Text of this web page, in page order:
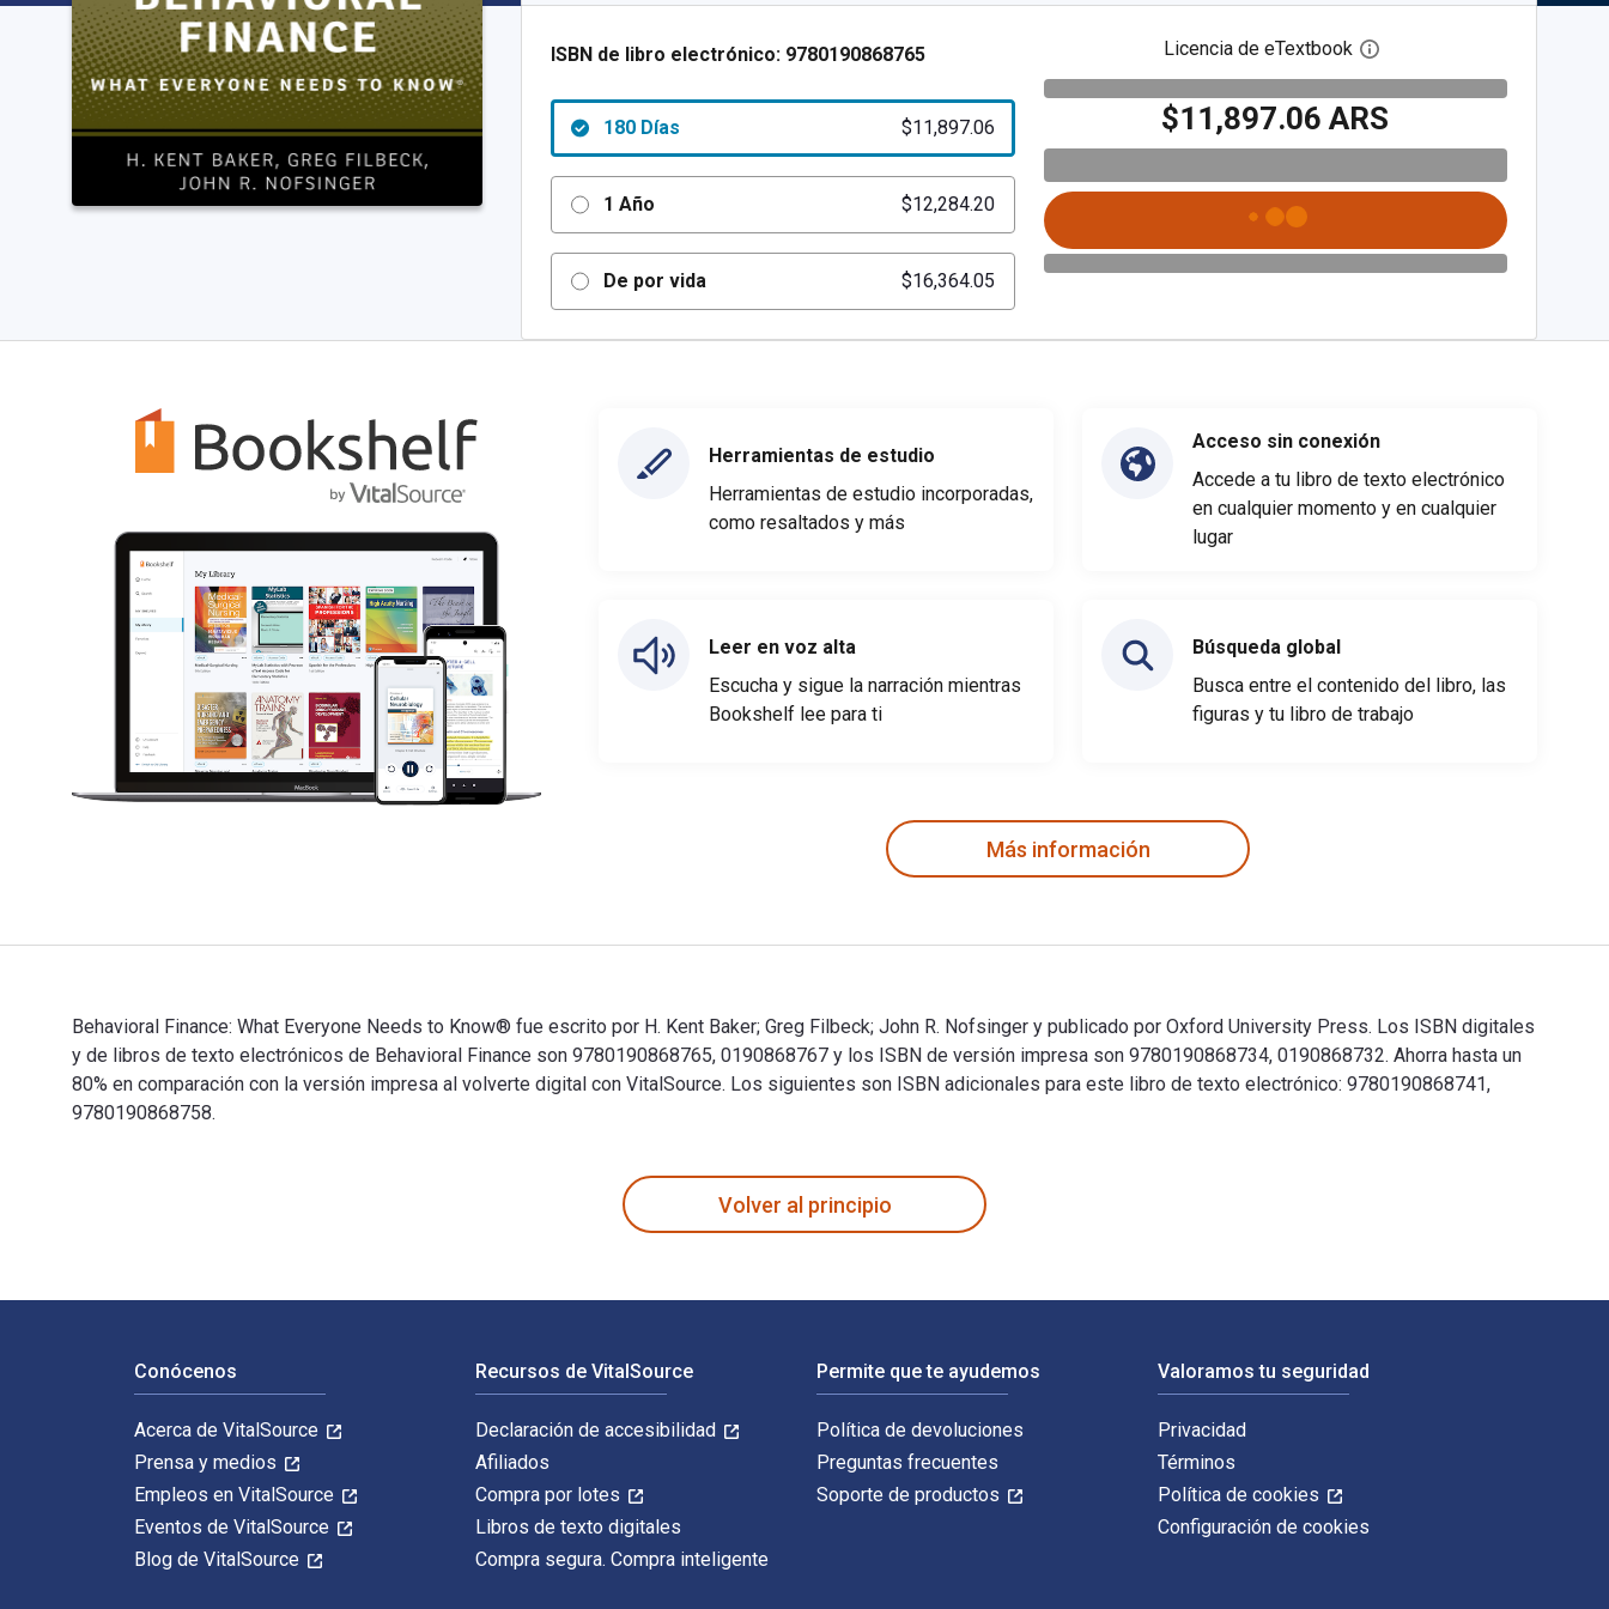
ISBN de libro electrónico: 9780190868765
180 Días $11,897.06
1 Año $12,284.20
De por vida $16,364.05
Licencia de eTextbook Abre el cuadro de diálogo
$11,897.06 ARS
Herramientas de estudio
Herramientas de estudio incorporadas,
como resaltados y más
Leer en voz alta
Escucha y sigue la narración mientras
Bookshelf lee para ti
Acceso sin conexión
Accede a tu libro de texto electrónico
en cualquier momento y en cualquier
lugar
Búsqueda global
Busca entre el contenido del libro, las
figuras y tu libro de trabajo
Más información
Behavioral Finance: What Everyone Needs to Know® fue escrito por H. Kent Baker; Greg Filbeck; John R. Nofsinger y publicado por Oxford University Press. Los ISBN digitales
y de libros de texto electrónicos de Behavioral Finance son 9780190868765, 0190868767 y los ISBN de versión impresa son 9780190868734, 0190868732. Ahorra hasta un
80% en comparación con la versión impresa al volverte digital con VitalSource. Los siguientes son ISBN adicionales para este libro de texto electrónico: 9780190868741,
9780190868758.
Volver al principio
Conócenos
Acerca de VitalSource
Prensa y medios
Empleos en VitalSource
Eventos de VitalSource
Blog de VitalSource
Recursos de VitalSource
Declaración de accesibilidad
Afiliados
Compra por lotes
Libros de texto digitales
Compra segura. Compra inteligente
Permite que te ayudemos
Política de devoluciones
Preguntas frecuentes
Soporte de productos
Valoramos tu seguridad
Privacidad
Términos
Política de cookies
Configuración de cookies